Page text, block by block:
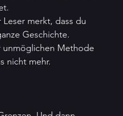
Leser merkt, dass du
Geschichte.
unmöglichen Methode
nicht mehr.